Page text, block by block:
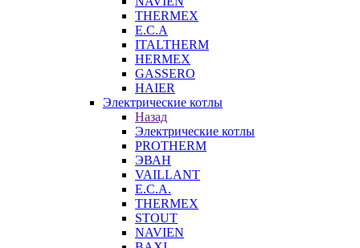
THERMEX
E.C.A
ITALTHERM
HERMEX
GASSERO
HAIER
Электрические котлы
Назад
Электрические котлы
PROTHERM
ЭВАН
VAILLANT
E.C.A.
THERMEX
STOUT
NAVIEN